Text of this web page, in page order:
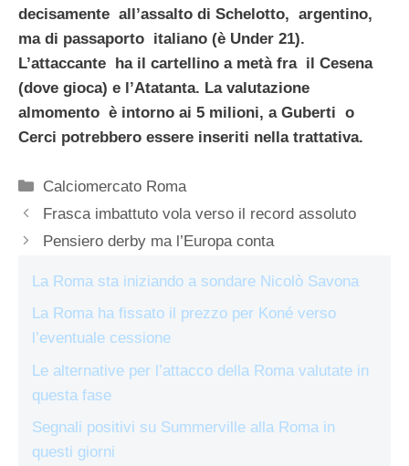
decisamente all’assalto di Schelotto, argentino,
ma di passaporto italiano (è Under 21).
L’attaccante ha il cartellino a metà fra il Cesena
(dove gioca) e l’Atatanta. La valutazione
almomento è intorno ai 5 milioni, a Guberti o
Cerci potrebbero essere inseriti nella trattativa.
Categorie
Calciomercato Roma
Frasca imbattuto vola verso il record assoluto
Pensiero derby ma l’Europa conta
La Roma sta iniziando a sondare Nicolò Savona
La Roma ha fissato il prezzo per Koné verso
l’eventuale cessione
Le alternative per l’attacco della Roma valutate in
questa fase
Segnali positivi su Summerville alla Roma in
questi giorni